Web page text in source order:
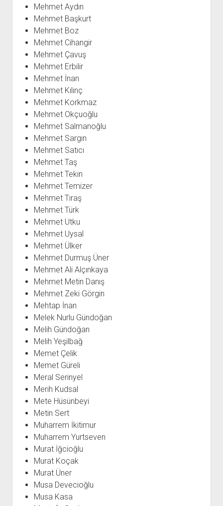
Mehmet Aydın
Mehmet Başkurt
Mehmet Boz
Mehmet Cihangir
Mehmet Çavuş
Mehmet Erbilir
Mehmet İnan
Mehmet Kılınç
Mehmet Korkmaz
Mehmet Okçuoğlu
Mehmet Salmanoğlu
Mehmet Sargın
Mehmet Satıcı
Mehmet Taş
Mehmet Tekin
Mehmet Temizer
Mehmet Tıraş
Mehmet Türk
Mehmet Utku
Mehmet Uysal
Mehmet Ülker
Mehmet Durmuş Üner
Mehmet Ali Alçınkaya
Mehmet Metin Danış
Mehmet Zeki Görgin
Mehtap İnan
Melek Nurlu Gündoğan
Melih Gündoğan
Melih Yeşilbağ
Memet Çelik
Memet Güreli
Meral Serinyel
Merih Kudsal
Mete Hüsünbeyi
Metin Sert
Muharrem İkitimur
Muharrem Yurtseven
Murat İğcioğlu
Murat Koçak
Murat Üner
Musa Devecioğlu
Musa Kasa